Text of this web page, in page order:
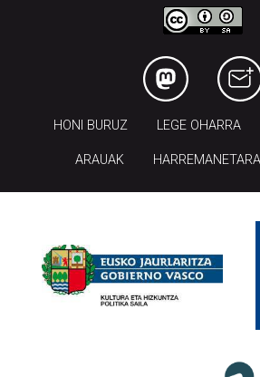
HONI BURUZ LEGE OHARRA
ARAUAK